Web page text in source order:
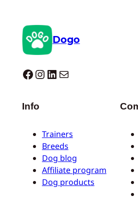
Dogo
Dogo facebook InstagramLinkedIn E-mail
Info
Trainers
Breeds
Dog blog
Affiliate program
Dog products